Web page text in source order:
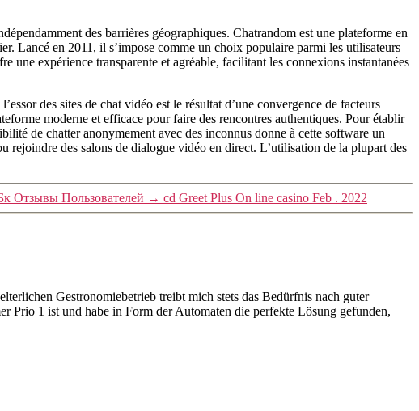
des barrières géographiques. Chatrandom est une plateforme en
Lancé en 2011, il s’impose comme un choix populaire parmi les utilisateurs
une expérience transparente et agréable, facilitant les connexions instantanées
des sites de chat vidéo est le résultat d’une convergence de facteurs
moderne et efficace pour faire des rencontres authentiques. Pour établir
de chatter anonymement avec des inconnus donne à cette software un
rejoindre des salons de dialogue vidéo en direct. L’utilisation de la plupart des
Отзывы Пользователей → cd Greet Plus On line casino Feb . 2022
Gestronomiebetrieb treibt mich stets das Bedürfnis nach guter
Prio 1 ist und habe in Form der Automaten die perfekte Lösung gefunden,